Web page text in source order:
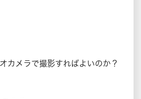
カメラで撮影すればよいのか？